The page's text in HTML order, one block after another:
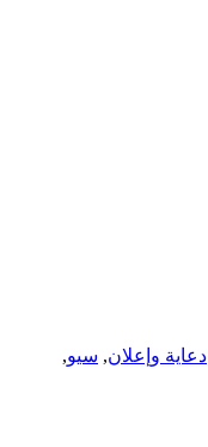
دعاية وإعلان, سيو,